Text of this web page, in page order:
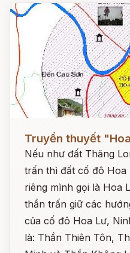
Đọc ngay
Truyền thuyết
Nếu như đất Thăng
trấn thì đất cố đô Hoa
riêng mình gọi là Hoa
thần trấn giữ các
của cố đô Hoa Lư,
là: Thần Thiên Tôn,